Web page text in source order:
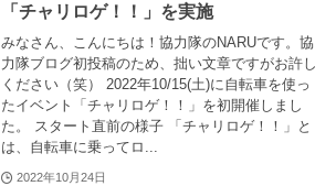
「チャリロゲ！！」を実施
みなさん、こんにちは！協力隊のNARUです。協
力隊ブログ初投稿のため、拙い文章ですがお許し
ください（笑） 2022年10/15(土)に自転車を使っ
たイベント「チャリロゲ！！」を初開催しまし
た。 スタート直前の様子 「チャリロゲ！！」と
は、自転車に乗ってロ...
2022年10月24日